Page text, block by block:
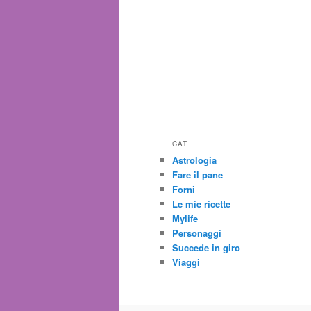
CAT
Astrologia
Fare il pane
Forni
Le mie ricette
Mylife
Personaggi
Succede in giro
Viaggi